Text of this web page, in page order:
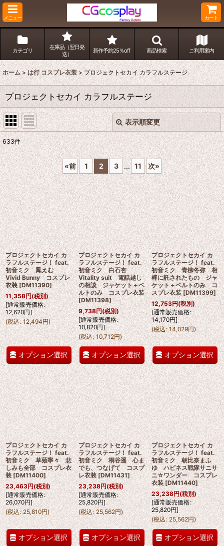
メニュー カート
カテゴリ
在庫品（翌日発
送）
新作予約25％off 商品検索 ご利用案内
ホーム > は行 コスプレ衣装 > プロジェクトセカイ カラフルステージ
プロジェクトセカイ カラフルステージ
表示順変更
表示数:
並び順:
絞り込む
閉じる
633件
«前 1 2 3 ... 11 次»
プロジェクトセカイ カ
ラフルステージ！ feat.
初音ミク 鳳えむ
Vivid Bunny コスプレ
衣装 [DM11390]
11,358円(税別)
[通常販売価格:
12,620円]
(税込: 12,494円)
オプション選択
プロジェクトセカイ カ
ラフルステージ！ feat.
初音ミク 白石杏
Vitality suit 電話越し
の相談 ジャケット＋ベ
ルトのみ コスプレ衣装
[DM11398]
9,738円(税別)
[通常販売価格:
10,820円]
(税込: 10,712円)
オプション選択
プロジェクトセカイ カ
ラフルステージ！ feat.
初音ミク 青柳冬弥 相
棒に託されたもの ジャ
ケット＋ベルトのみ コ
スプレ衣装 [DM11399]
12,753円(税別)
[通常販売価格:
14,170円]
(税込: 14,029円)
オプション選択
プロジェクトセカイ カ
ラフルステージ！ feat.
初音ミク 草薙寧々 悲
しみも全部 コスプレ衣
装 [DM11400]
23,463円(税別)
[通常販売価格:
26,070円]
(税込: 25,810円)
オプション選択
プロジェクトセカイ カ
ラフルステージ！ feat.
初音ミク 桐谷遥 心ま
でも、つなげて コスプ
レ衣装 [DM11431]
23,238円(税別)
[通常販売価格:
25,820円]
(税込: 25,562円)
オプション選択
プロジェクトセカイ カ
ラフルステージ！ feat.
初音ミク 朝比奈まふ
ゆ ハピネス戦隊サニサ
ニ☆ワンダー コスプレ
衣装 [DM11440]
23,238円(税別)
[通常販売価格:
25,820円]
(税込: 25,562円)
オプション選択